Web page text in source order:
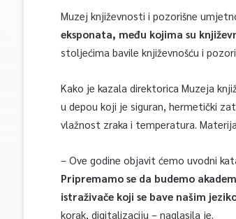
Muzej književnosti i pozorišne
eksponata, među kojima su
stoljećima bavile književnošću i
Kako je kazala direktorica Muzeja
u depou koji je siguran, hermetički
vlažnost zraka i temperatura.
– Ove godine objavit ćemo uvodni
Pripremamo se da budemo
istraživače koji se bave našim
korak, digitalizaciju – naglasila je.